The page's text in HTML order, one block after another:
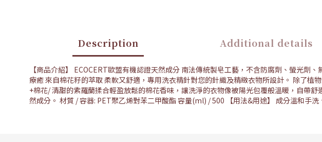
Description Additional details
【商品介紹】 ECOCERT歐盟有機認證天然成分 南法傳統製皂工藝，不含防腐劑、螢光
療癒 來自棉花籽的萃取 柔軟又舒適，專用洗衣精針對您的針織及精緻衣物所設計。 除了
+棉花/ 清甜的紫羅蘭揉合輕盈放鬆的棉花香味，讓洗淨的衣物像被陽光包覆般溫暖，自帶
然成分。 材質 / 容器: PET聚乙烯對苯二甲酸酯 容量(ml) / 500 【用法&用途】 成分溫和手